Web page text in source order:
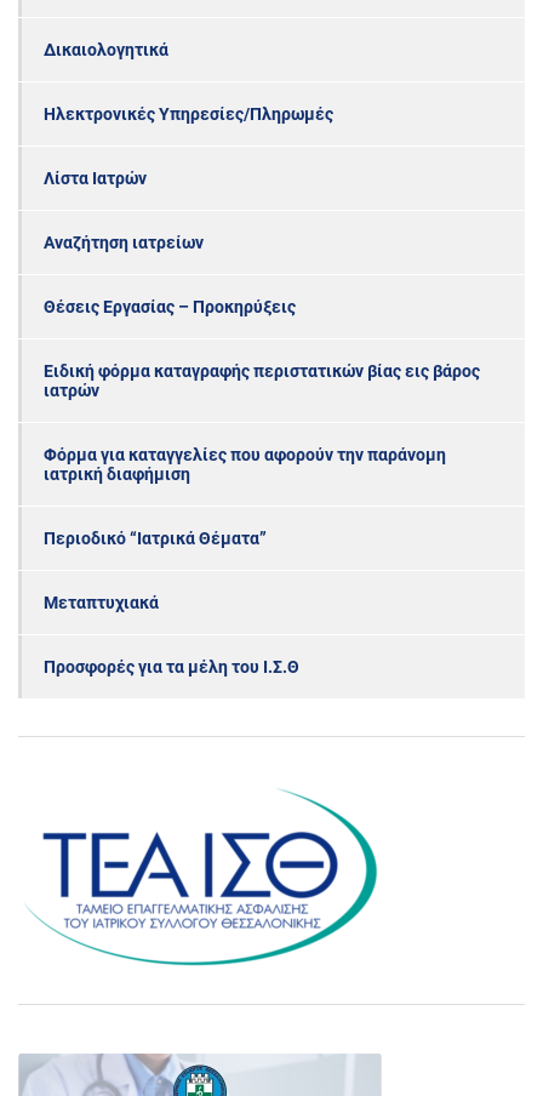
Δικαιολογητικά
Ηλεκτρονικές Υπηρεσίες/Πληρωμές
Λίστα Ιατρών
Αναζήτηση ιατρείων
Θέσεις Εργασίας – Προκηρύξεις
Ειδική φόρμα καταγραφής περιστατικών βίας εις βάρος
ιατρών
Φόρμα για καταγγελίες που αφορούν την παράνομη
ιατρική διαφήμιση
Περιοδικό “Ιατρικά Θέματα”
Μεταπτυχιακά
Προσφορές για τα μέλη του Ι.Σ.Θ